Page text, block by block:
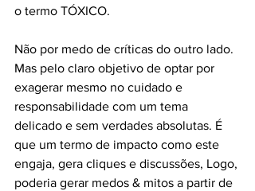
o termo TÓXICO.
Não por medo de críticas do outro lado.
Mas pelo claro objetivo de optar por
exagerar mesmo no cuidado e
responsabilidade com um tema
delicado e sem verdades absolutas. É
que um termo de impacto como este
engaja, gera cliques e discussões, Logo,
poderia gerar medos & mitos a partir de